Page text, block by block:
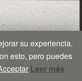
su experiencia.
esto, pero puedes
Leer más